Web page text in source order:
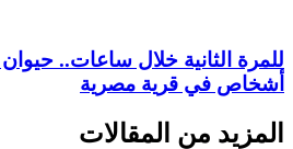
أشخاص في قرية مصرية
المزيد من المقالات